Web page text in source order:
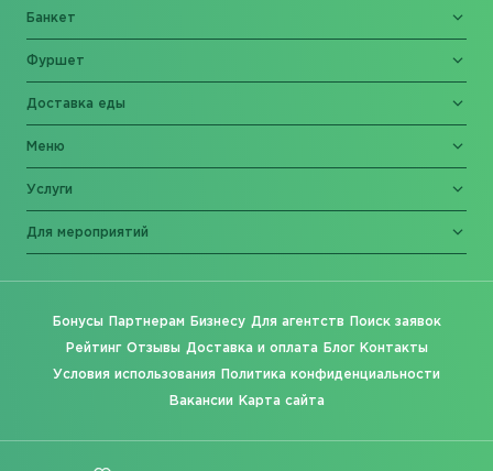
Банкет
Фуршет
Доставка еды
Меню
Услуги
Для мероприятий
Бонусы Партнерам Бизнесу Для агентств Поиск заявок
Рейтинг Отзывы Доставка и оплата Блог Контакты
Условия использования Политика конфиденциальности
Вакансии Карта сайта